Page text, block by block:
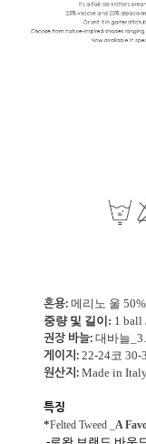
혼용: 메리노 울
중량 및 길이: 1 ball
권장 바늘: 대바늘
게이지: 22-24코 30-
원산지: Made in
특징
*Felted Tweed _ A